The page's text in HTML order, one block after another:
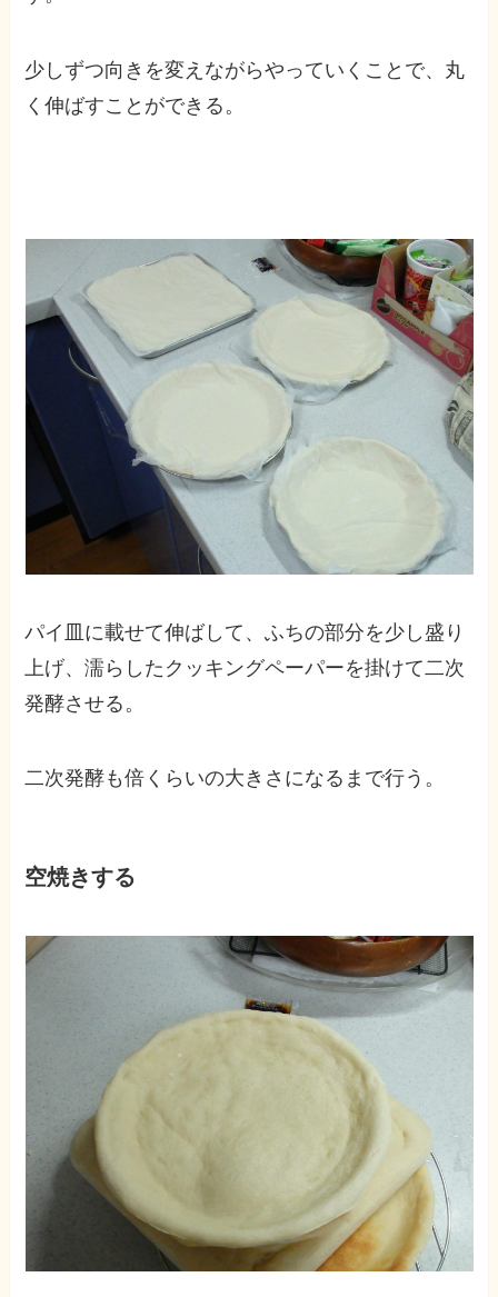
少しずつ向きを変えながらやっていくことで、丸
く伸ばすことができる。
パイ皿に載せて伸ばして、ふちの部分を少し盛り
上げ、濡らしたクッキングペーパーを掛けて二次
発酵させる。
二次発酵も倍くらいの大きさになるまで行う。
空焼きする